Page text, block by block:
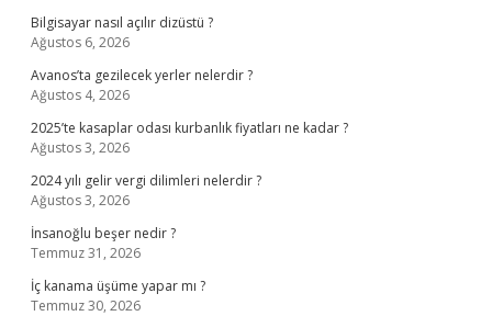
Bilgisayar nasıl açılır dizüstü ?
Ağustos 6, 2026
Avanos’ta gezilecek yerler nelerdir ?
Ağustos 4, 2026
2025’te kasaplar odası kurbanlık fiyatları ne kadar ?
Ağustos 3, 2026
2024 yılı gelir vergi dilimleri nelerdir ?
Ağustos 3, 2026
İnsanoğlu beşer nedir ?
Temmuz 31, 2026
İç kanama üşüme yapar mı ?
Temmuz 30, 2026